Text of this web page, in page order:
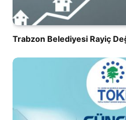
Trabzon Belediyesi Rayiç